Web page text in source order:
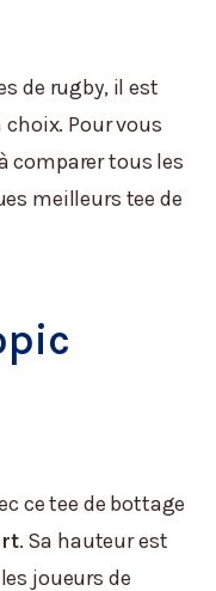
de rugby, il est
Pour vous
comparer tous les
meilleurs tee de
ce tee de bottage
. Sa hauteur est
joueurs de